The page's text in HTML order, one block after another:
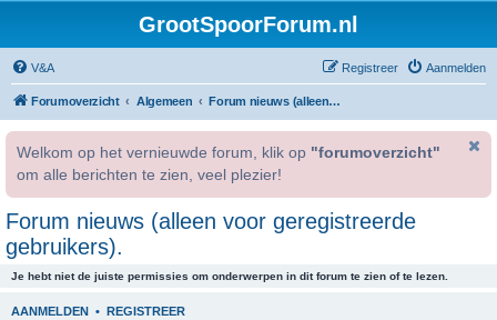
GrootSpoorForum.nl
V&A Aanmelden
Registreer
Forumoverzicht Algemeen Forum nieuws (alleen voor geregistreerde gebruikers).
Welkom op het vernieuwde forum, klik op "forumoverzicht"
om alle berichten te zien, veel plezier!
Forum nieuws (alleen voor geregistreerde
gebruikers).
Je hebt niet de juiste permissies om onderwerpen in dit forum te zien of te lezen.
AANMELDEN • REGISTREER